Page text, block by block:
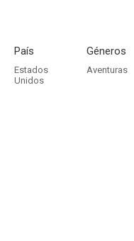
País
Estados
Unidos
Géneros
Aventuras